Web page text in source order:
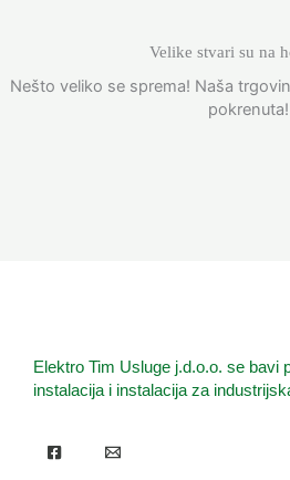
Velike stvari su na
Nešto veliko se sprema! Naša
pokrenuta!
Elektro Tim Usluge j.d.o.o. se bavi
instalacija i instalacija za